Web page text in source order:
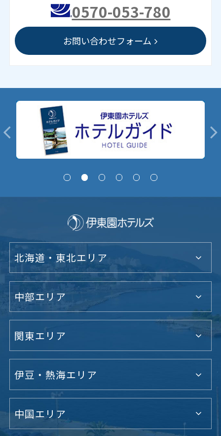
0570-053-780
お問い合わせフォーム
北海道・東北エリア
中部エリア
関東エリア
伊豆・熱海エリア
中国エリア